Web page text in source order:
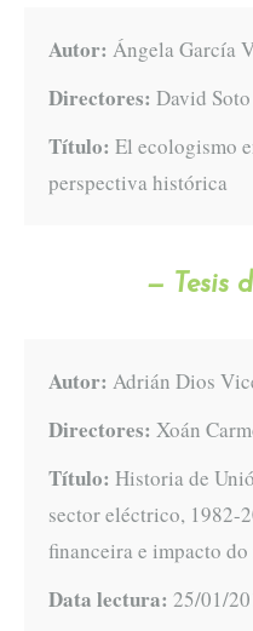
Autor: Ángela García
Directores: David
Título: El ecologismo
perspectiva histórica
— Tesis
Autor: Adrián Dios
Directores: Xoán
Título: Historia de
sector eléctrico, 1982-
financeira e impacto
Data lectura: 25/01/